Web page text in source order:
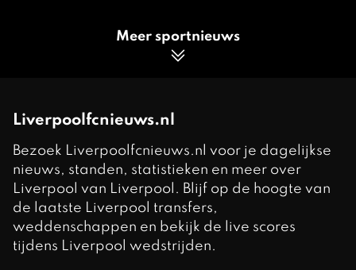
Meer sportnieuws
Liverpoolfcnieuws.nl
Bezoek Liverpoolfcnieuws.nl voor je dagelijkse
nieuws, standen, statistieken en meer over
Liverpool van Liverpool. Blijf op de hoogte van
de laatste Liverpool transfers,
weddenschappen en bekijk de live scores
tijdens Liverpool wedstrijden.